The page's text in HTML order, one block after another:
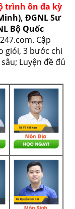
trình ôn đa kỳ
ĐGNL Sư
Bộ Quốc
Cập
giỏi, 3 bước chi
Luyện đề đủ